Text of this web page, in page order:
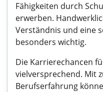
Fähigkeiten durch
erwerben.
Verständnis und eine
besonders wichtig.
Die Karrierechancen
vielversprechend. Mit
Berufserfahrung